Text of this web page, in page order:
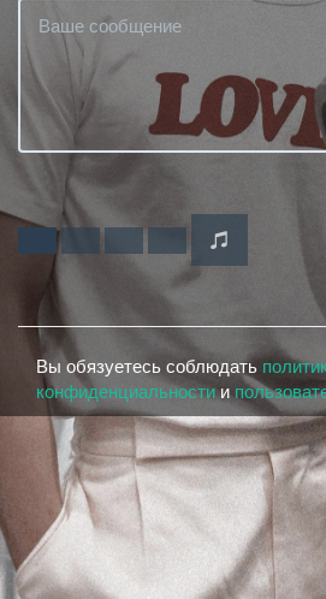
Вы обязуетесь соблюдать
конфиденциальностии